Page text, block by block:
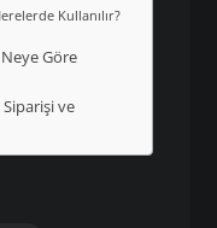
Kullanılır?
Göre
ve